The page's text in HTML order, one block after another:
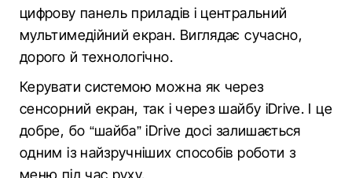
цифрову панель приладів і центральний
мультимедійний екран. Виглядає сучасно,
дорого й технологічно.
Керувати системою можна як через
сенсорний екран, так і через шайбу iDrive. І це
добре, бо “шайба” iDrive досі залишається
одним із найзручніших способів роботи з
меню під час руху.